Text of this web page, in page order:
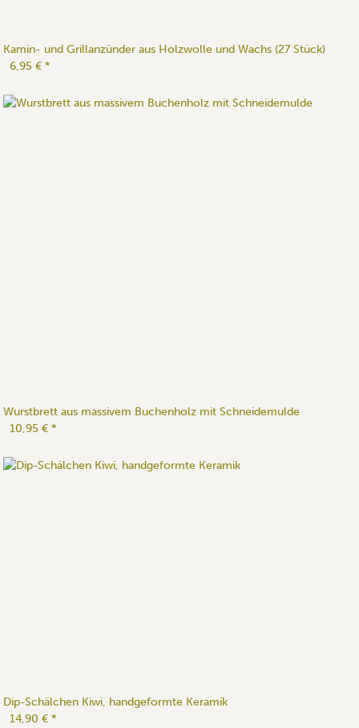
Kamin- und Grillanzünder aus Holzwolle und Wachs (27 Stück)
6,95 € *
Wurstbrett aus massivem Buchenholz mit Schneidemulde
10,95 € *
Dip-Schälchen Kiwi, handgeformte Keramik
14,90 € *